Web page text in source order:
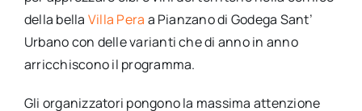
della bella Villa Pera a Pianzano di Godega Sant’
Urbano con delle varianti che di anno in anno
arricchiscono il programma.
Gli organizzatori pongono la massima attenzione